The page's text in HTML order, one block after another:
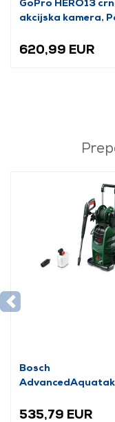
GoPro HERO13
akcijska kamera,
620,99 EUR
Bosch
(06008A7800)
535,79 EUR